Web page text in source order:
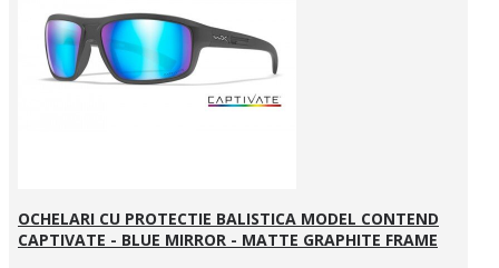
OCHELARI CU PROTECTIE BALISTICA MODEL CONTEND
CAPTIVATE - BLUE MIRROR - MATTE GRAPHITE FRAME